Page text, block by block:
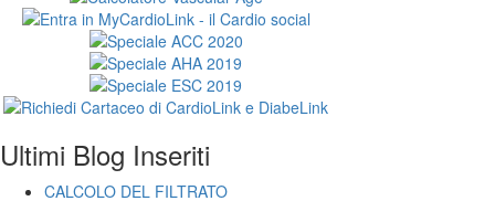
Ultimi Blog Inseriti
CALCOLO DEL FILTRATO